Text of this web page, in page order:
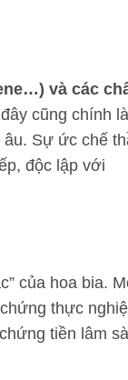
và các
cũng chính
Sự ức chế
độc lập với
của hoa bia.
thực
tiền lâm